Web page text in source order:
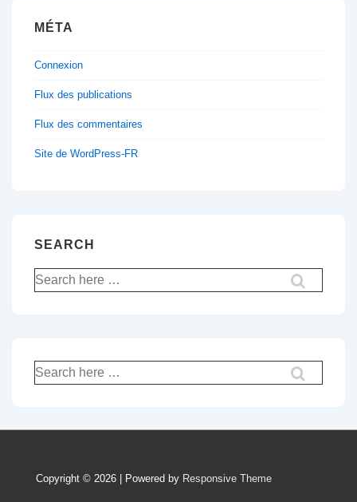
MÉTA
Connexion
Flux des publications
Flux des commentaires
Site de WordPress-FR
SEARCH
Recherche
pour:
Recherche
pour:
Copyright © 2026 | Powered by Responsive Theme